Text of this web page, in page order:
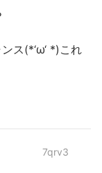
ス(*‘ω‘ *)これ
7qrv3